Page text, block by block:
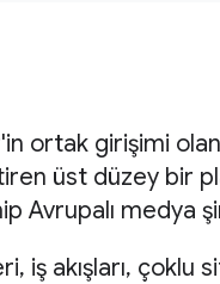
ortak girişimi
üst düzey bir
Avrupalı medya
iş akışları, çoklu